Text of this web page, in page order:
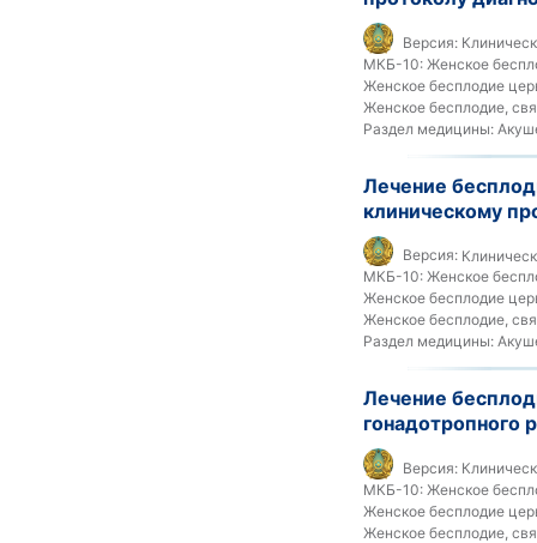
Версия:
МКБ-10: Женское
Женское бесплодие
Женское бесплодие,
Раздел медицины:
Лечение
клиническому
Версия:
МКБ-10: Женское
Женское бесплодие
Женское бесплодие,
Раздел медицины:
Лечение
гонадотропного
Версия:
МКБ-10: Женское
Женское бесплодие
Женское бесплодие,